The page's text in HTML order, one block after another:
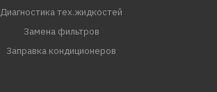
Диагностика тех.жидкостей
Замена фильтров
Заправка кондиционеров